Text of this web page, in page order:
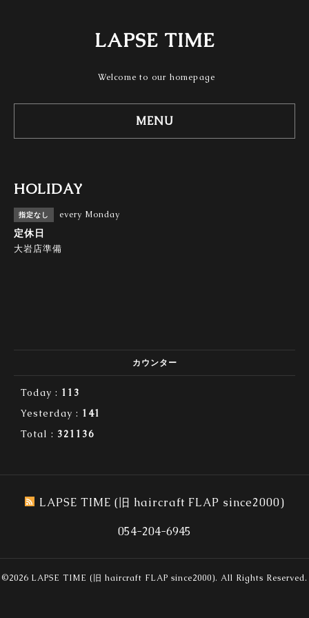
LAPSE TIME
Welcome to our homepage
MENU
HOLIDAY
指定なし every Monday
定休日
大岩店準備
カウンター
Today : 113
Yesterday : 141
Total : 321136
LAPSE TIME (旧 haircraft FLAP since2000)
054-204-6945
©2026 LAPSE TIME (旧 haircraft FLAP since2000). All Rights Reserved.